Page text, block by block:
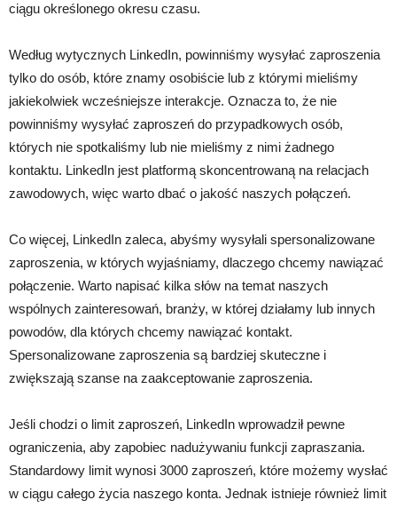
ciągu określonego okresu czasu.
Według wytycznych LinkedIn, powinniśmy wysyłać zaproszenia
tylko do osób, które znamy osobiście lub z którymi mieliśmy
jakiekolwiek wcześniejsze interakcje. Oznacza to, że nie
powinniśmy wysyłać zaproszeń do przypadkowych osób,
których nie spotkaliśmy lub nie mieliśmy z nimi żadnego
kontaktu. LinkedIn jest platformą skoncentrowaną na relacjach
zawodowych, więc warto dbać o jakość naszych połączeń.
Co więcej, LinkedIn zaleca, abyśmy wysyłali spersonalizowane
zaproszenia, w których wyjaśniamy, dlaczego chcemy nawiązać
połączenie. Warto napisać kilka słów na temat naszych
wspólnych zainteresowań, branży, w której działamy lub innych
powodów, dla których chcemy nawiązać kontakt.
Spersonalizowane zaproszenia są bardziej skuteczne i
zwiększają szanse na zaakceptowanie zaproszenia.
Jeśli chodzi o limit zaproszeń, LinkedIn wprowadził pewne
ograniczenia, aby zapobiec nadużywaniu funkcji zapraszania.
Standardowy limit wynosi 3000 zaproszeń, które możemy wysłać
w ciągu całego życia naszego konta. Jednak istnieje również limit